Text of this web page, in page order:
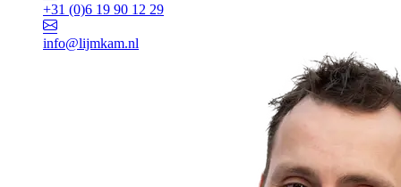
+31 (0)6 19 90 12 29
info@lijmkam.nl